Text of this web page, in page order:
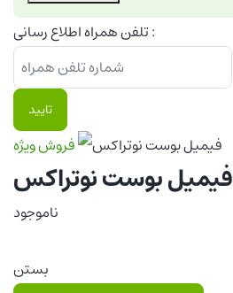
تلفن همراه اطلاع رسانی :
تایید
فروش ویژه
فیمیل بوست نوتراکس
ناموجود
بستن